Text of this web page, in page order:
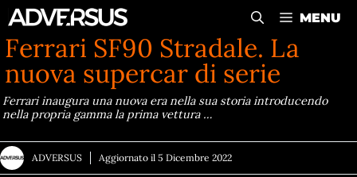
Vai
al
contenuto
MENU
Ferrari SF90 Stradale. La
nuova supercar di serie
Ferrari inaugura una nuova era nella sua storia introducendo
nella propria gamma la prima vettura …
ADVERSUS Aggiornato il 5 Dicembre 2022